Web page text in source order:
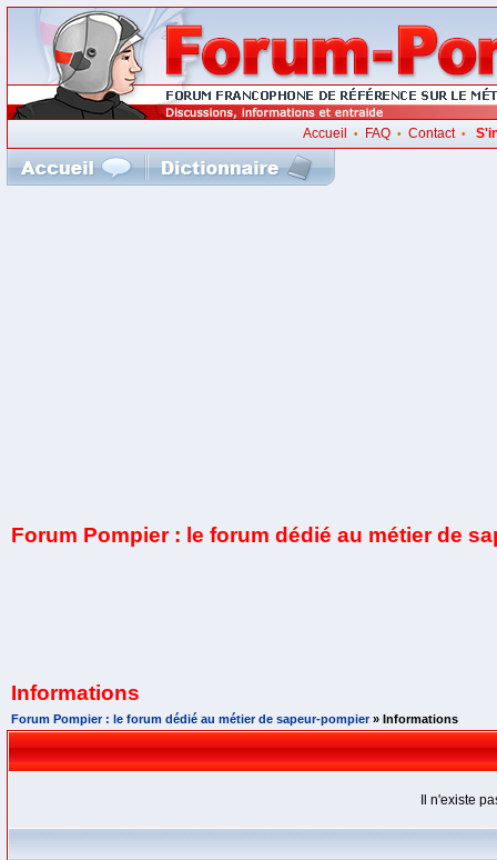
Accueil • FAQ •Contact•
Forum Pompier : le forum dédié au métier de
Informations
Forum Pompier : le forum dédié au métier de sapeur-pompier» Informations
Il n'existe